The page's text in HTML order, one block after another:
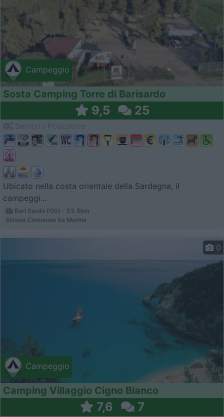
Campeggio
Sosta Camping Torre di Barisardo
9,5 25
Ubicato nella costa orientale della Sardegna, il
campeggi...
Bari Sardo (OG) - 53.5km
Strada Comunale Sa Marina
Campeggio
0
Camping Villaggio Cigno Bianco
7,6 7